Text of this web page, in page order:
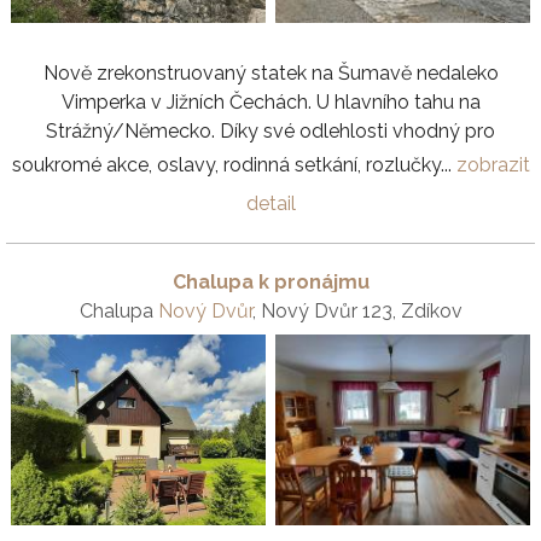
Nově zrekonstruovaný statek na Šumavě nedaleko
Vimperka v Jižních Čechách. U hlavního tahu na
Strážný/Německo. Díky své odlehlosti vhodný pro
soukromé akce, oslavy, rodinná setkání, rozlučky... zobrazit
detail
Chalupa k pronájmu
Chalupa Nový Dvůr, Nový Dvůr 123, Zdíkov